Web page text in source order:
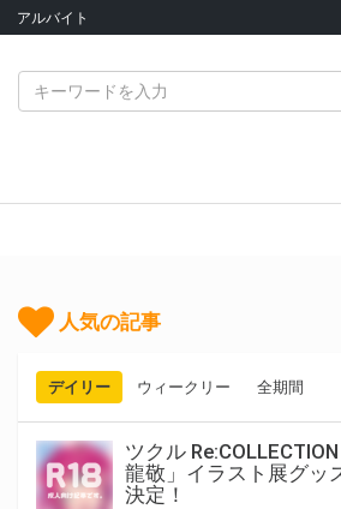
アルバイト
人気の記事
デイリー ウィークリー 全期間
ツクル
龍敬」イラスト展グッ
決定！